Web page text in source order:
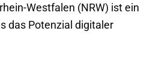
Westfalen (NRW) ist ein
das Potenzial digitaler